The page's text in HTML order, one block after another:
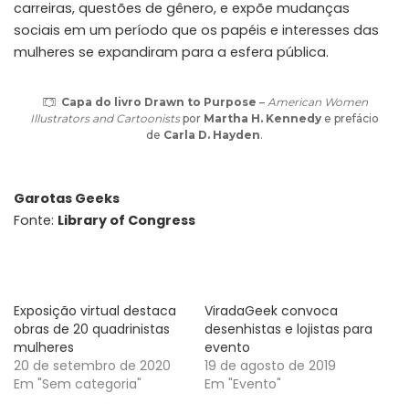
carreiras, questões de gênero, e expõe mudanças
sociais em um período que os papéis e interesses das
mulheres se expandiram para a esfera pública.
Capa do livro Drawn to Purpose –American Women
Illustrators and Cartoonistspor Martha H. Kennedy e prefácio
de Carla D. Hayden.
Garotas Geeks
Fonte: Library of Congress
Exposição virtual destaca
obras de 20 quadrinistas
mulheres
20 de setembro de 2020
Em "Sem categoria"
ViradaGeek convoca
desenhistas e lojistas para
evento
19 de agosto de 2019
Em "Evento"